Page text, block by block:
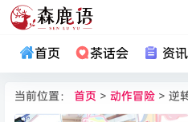
首页 茶话会 资讯
当前位置： 首页 > 动作冒险 > 逆转：